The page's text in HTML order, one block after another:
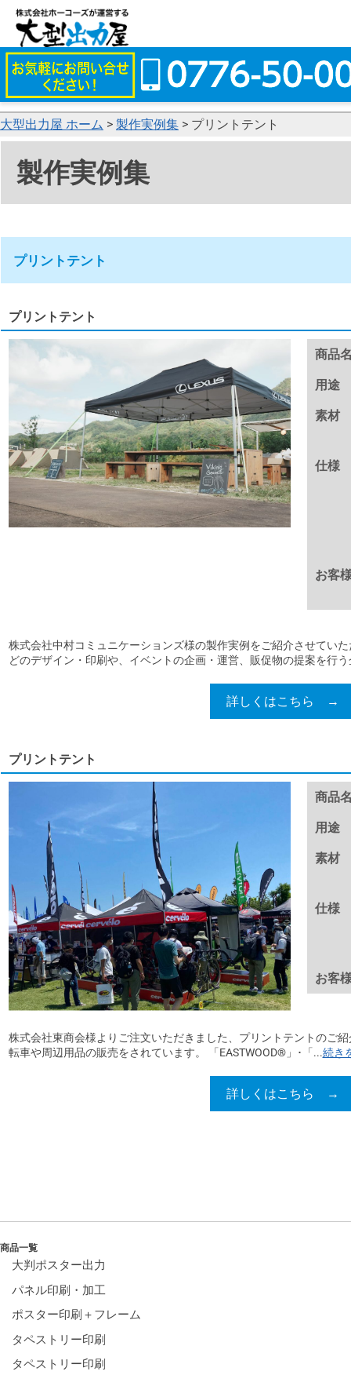
大型出力屋 ホーム > 製作実例集 > プリントテント
製作実例集
プリントテント
プリントテント
商品
用途
素材
仕様
お客
株式会社中村コミュニケーションズ様の製作実例をご紹介させてい
どのデザイン・印刷や、イベントの企画・運営、販促物の提案を行
詳しくはこちら →
プリントテント
商品
用途
素材
仕様
お客
株式会社東商会様よりご注文いただきました、プリントテントのご
転車や周辺用品の販売をされています。 「EASTWOOD®」･「...続き
詳しくはこちら →
商品一覧
大判ポスター出力
パネル印刷・加工
ポスター印刷＋フレーム
タペストリー印刷
タペストリー印刷